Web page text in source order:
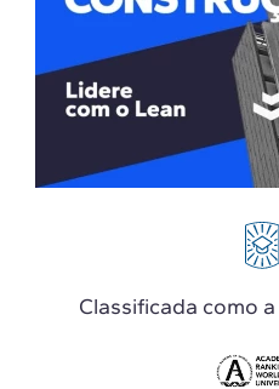
Classificada como